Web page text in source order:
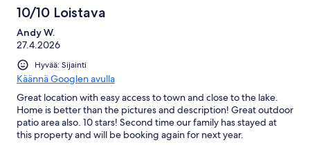
10/10 Loistava
Andy W.
27.4.2026
Hyvää: Sijainti
Käännä Googlen avulla
Great location with easy access to town and close to the lake.
Home is better than the pictures and description! Great outdoor
patio area also. 10 stars! Second time our family has stayed at
this property and will be booking again for next year.